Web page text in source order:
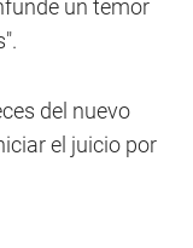
un temor
del nuevo
el juicio por